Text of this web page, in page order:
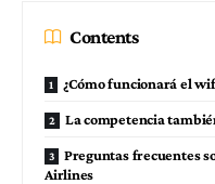
Contents
¿Cómo funcionará el
La competencia
Preguntas frecuentes
Airlines